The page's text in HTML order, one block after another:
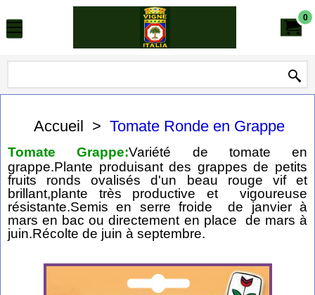
0
Accueil > Tomate Ronde en Grappe
Tomate Grappe:Variété de tomate en
grappe.Plante produisant des grappes de petits
fruits ronds ovalisés d'un beau rouge vif et
brillant,plante très productive et vigoureuse
résistante.Semis en serre froide de janvier à
mars en bac ou directement en place de mars à
juin.Récolte de juin à septembre.